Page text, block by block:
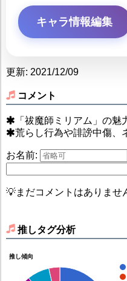
キャラ情報編集
更新: 2021/12/09
コメント
「祓魔師ミリアム」の魅
荒らし行為や誹謗中傷、
お名前:
💡まだコメントはありませ
推しタグ分析
推し傾向